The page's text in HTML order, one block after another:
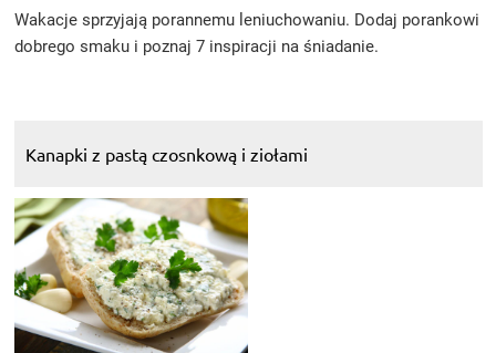
Wakacje sprzyjają porannemu leniuchowaniu. Dodaj porankowi
dobrego smaku i poznaj 7 inspiracji na śniadanie.
Kanapki z pastą czosnkową i ziołami